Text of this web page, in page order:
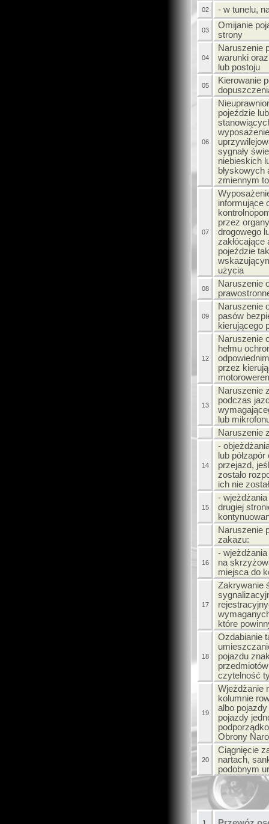
02 - w tunelu,
03
Omijanie
strony
04
Naruszenie
warunki
lub postoju
05
Kierowanie
06
pojeździe
sygnały
niebieskich
błyskowych
zmiennym
07
informujące
przez
drogowego
zakłócające
pojeździe
użycia
08
Naruszenie
09
Naruszenie
pasów
kierującego
12
Naruszenie
hełmu
przez
13
Naruszenie
podczas
lub
Naruszenie
14
-
lub
przejazd,
zostało
ich nie
15
-
drugiej
Naruszenie
zakazu:
16
-
na
miejsca do
17
Zakrywanie
które
18
Ozdabianie
pojazdu
czytelność
19
Wjeżdżanie
kolumnie
albo
pojazdy
Obrony
20
Ciągnięcie
nartach,
podobnym